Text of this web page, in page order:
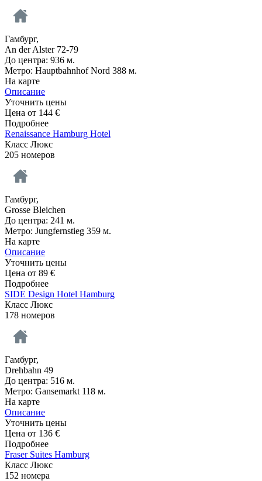
Гамбург,
An der Alster 72-79
До центра: 936 м.
Метро: Hauptbahnhof Nord 388 м.
На карте
Описание
Уточнить цены
Цена от 144 €
Подробнее
Renaissance Hamburg Hotel
Класс Люкс
205 номеров
Гамбург,
Grosse Bleichen
До центра: 241 м.
Метро: Jungfernstieg 359 м.
На карте
Описание
Уточнить цены
Цена от 89 €
Подробнее
SIDE Design Hotel Hamburg
Класс Люкс
178 номеров
Гамбург,
Drehbahn 49
До центра: 516 м.
Метро: Gansemarkt 118 м.
На карте
Описание
Уточнить цены
Цена от 136 €
Подробнее
Fraser Suites Hamburg
Класс Люкс
152 номера